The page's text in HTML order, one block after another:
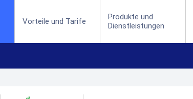
(current)Vorteile und Tarife
Produkte und
Dienstleistungen